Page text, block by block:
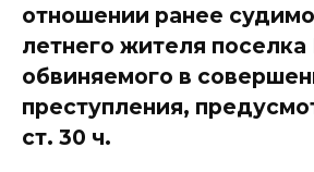
отношении ранее
летнего жителя
обвиняемого в
преступления,
ст. 30 ч.